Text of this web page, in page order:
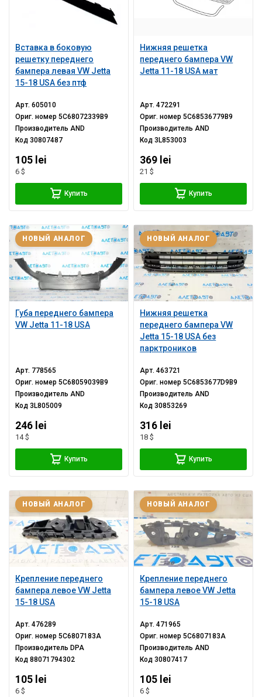
Вставка в боковую
решетку переднего
бампера левая VW Jetta
15-18 USA без птф
Арт.605010
Ориг. номер5C68072339B9
ПроизводительAND
Код30807487
105 lei
6 $
Купить
Нижняя решетка
переднего бампера VW
Jetta 11-18 USA мат
Арт.472291
Ориг. номер5C68536779B9
ПроизводительAND
Код3L853003
369 lei
21 $
Купить
Губа переднего бампера
VW Jetta 11-18 USA
НОВЫЙ АНАЛОГ
Арт. 778565
Ориг. номер5C68059039B9
ПроизводительAND
Код3L805009
246 lei
14 $
Купить
Нижняя решетка
переднего бампера VW
Jetta 15-18 USA без
парктроников
НОВЫЙ АНАЛОГ
Арт.463721
Ориг. номер5C6853677D9B9
ПроизводительAND
Код30853269
316 lei
18 $
Купить
Крепление переднего
бампера левое VW Jetta
15-18 USA
НОВЫЙ АНАЛОГ
Арт.476289
Ориг. номер5C6807183A
Производитель DPA
Код88071794302
105 lei
6 $
Крепление переднего
бампера левое VW Jetta
15-18 USA
НОВЫЙ АНАЛОГ
Арт.471965
Ориг. номер5C6807183A
ПроизводительAND
Код30807417
105 lei
6 $